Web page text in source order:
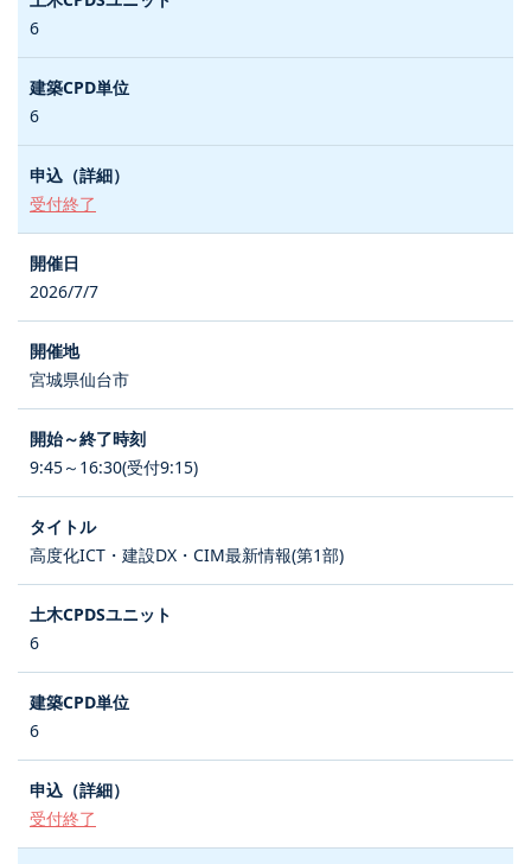
6
6
受付終了
2026/7/7
宮城県仙台市
9:45～16:30(受付9:15)
高度化ICT・建設DX・CIM最新情報(第1部)
6
6
受付終了